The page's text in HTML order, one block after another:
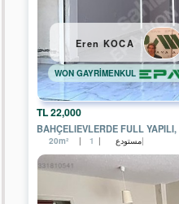
22,000 TL
BAHÇELIEVLERDE FULL
مستودع 20m² 1
Eren KOCA